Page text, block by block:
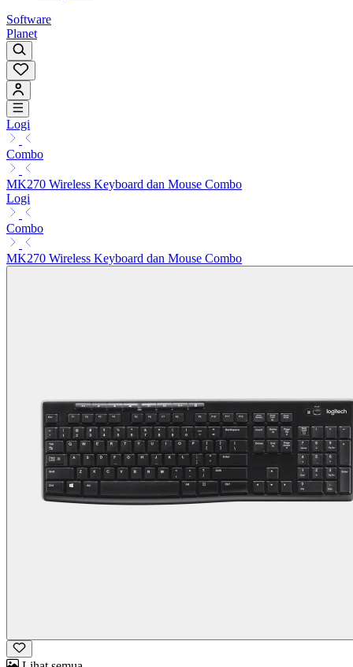
Software
Planet
Logi
Combo
MK270 Wireless Keyboard dan Mouse Combo
Logi
Combo
MK270 Wireless Keyboard dan Mouse Combo